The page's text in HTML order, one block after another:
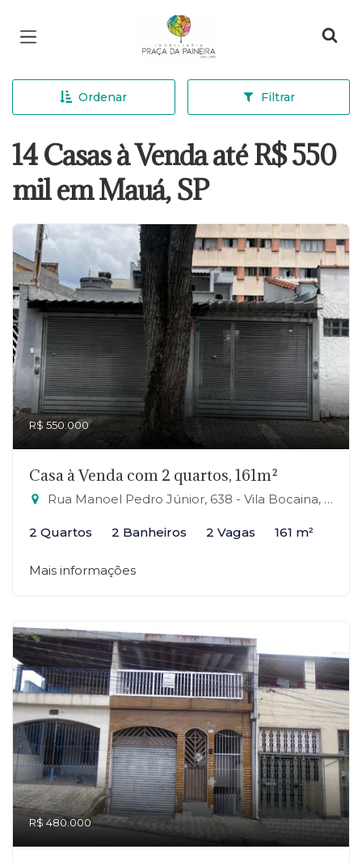
Página inicial
Ordenar Filtrar
14 Casas à Venda até R$ 550
mil em Mauá, SP
R$ 550.000
Casa à Venda com 2 quartos, 161m²
Rua Manoel Pedro Júnior, 638 - Vila Bocaina, Mauá-SP
2 Quartos 2 Banheiros 2 Vagas 161 m²
Mais informações
R$ 480.000